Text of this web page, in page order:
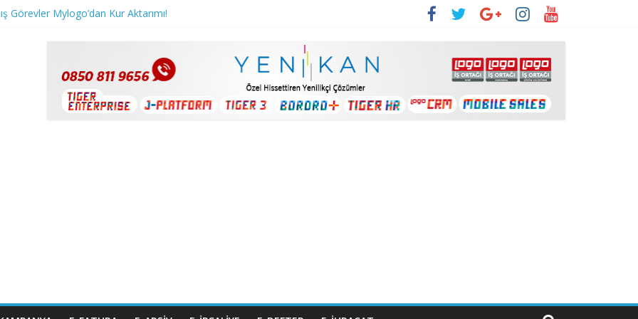
Görevler Mylogo’dan Kur Aktarımı!
Kurumsal ERP Çözümleri Arasında Geçişlerde Kampanya!